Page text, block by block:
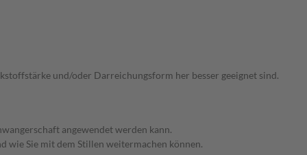
und/oder Darreichungsform her besser geeignet sind.
angewendet werden kann.
wie Sie mit dem Stillen weitermachen können.